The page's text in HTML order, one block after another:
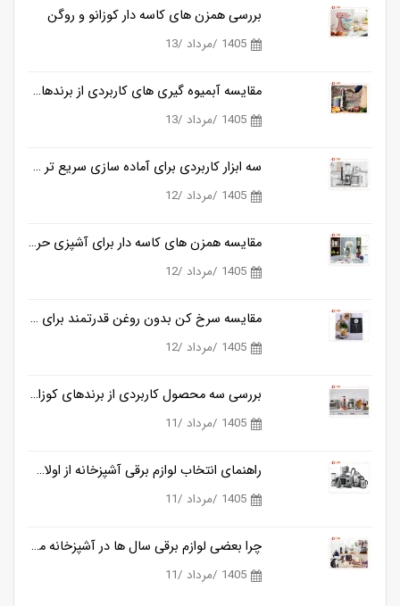
بررسی همزن های کاسه دار کوزانو و روگن
1405 /مرداد /13
مقایسه آبمیوه گیری های کاربردی از برندهای متفاوت
1405 /مرداد /13
سه ابزار کاربردی برای آماده سازی سریع تر غذا
1405 /مرداد /12
مقایسه همزن های کاسه دار برای آشپزی حرفه ای و خانگی
1405 /مرداد /12
مقایسه سرخ کن بدون روغن قدرتمند برای آشپزی سالم تر
1405 /مرداد /12
بررسی سه محصول کاربردی از برندهای کوزانو، روگن و ناسا
1405 /مرداد /11
راهنمای انتخاب لوازم برقی آشپزخانه از اولان کالا
1405 /مرداد /11
چرا بعضی لوازم برقی سال ها در آشپزخانه می مانند و بعضی دیگر خیلی زود کنار گذاشته می شوند؟
1405 /مرداد /11